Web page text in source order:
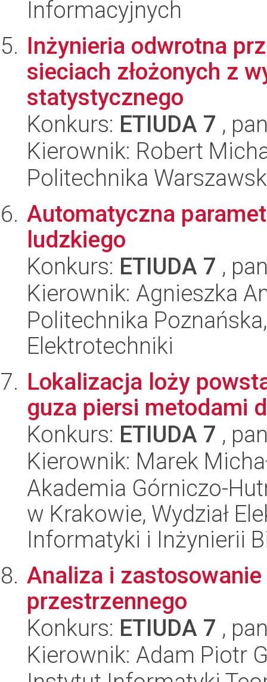
Informacyjnych
Inżynieria odwrotna
sieciach złożonych z
statystycznego
Konkurs: ETIUDA 7 ,
Kierownik: Robert
Politechnika
Automatyczna
ludzkiego
Konkurs: ETIUDA 7 ,
Kierownik: Agnieszka
Politechnika
Elektrotechniki
Lokalizacja loży
guza piersi metodami
Konkurs: ETIUDA 7 ,
Kierownik: Marek
Akademia Górniczo-
w Krakowie, Wydział
Informatyki i Inżynierii
Analiza i
przestrzennego
Konkurs: ETIUDA 7 ,
Kierownik: Adam Piotr